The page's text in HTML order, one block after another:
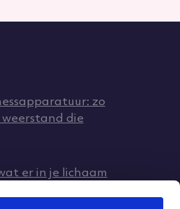
zo
die
er in je lichaam